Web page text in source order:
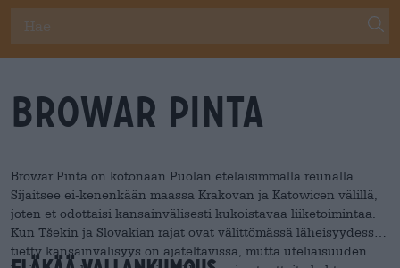
Browar Pinta
Browar Pinta on kotonaan Puolan eteläisimmällä reunalla.
Sijaitsee ei-kenenkään maassa Krakovan ja Katowicen välillä,
joten et odottaisi kansainvälisesti kukoistavaa liiketoimintaa.
Kun Tšekin ja Slovakian rajat ovat välittömässä läheisyydessä,
tietty kansainvälisyys on ajateltavissa, mutta uteliaisuuden